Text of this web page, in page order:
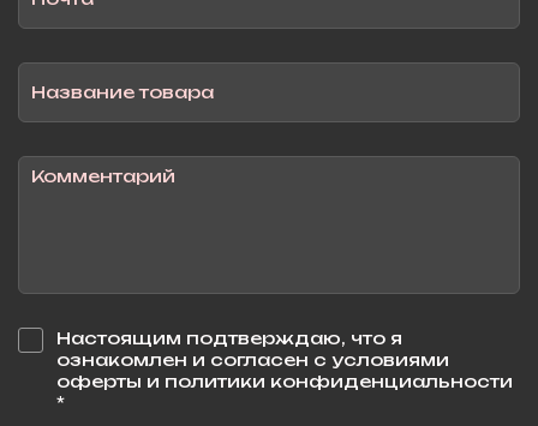
Настоящим подтверждаю, что я
ознакомлен и согласен с условиями
оферты и политики конфиденциальности
*